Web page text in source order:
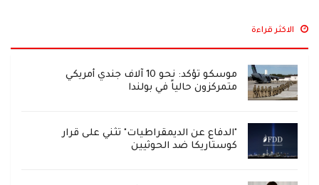
الاكثر قراءة
موسكو تؤكد: نحو 10 آلاف جندي أمريكي
متمركزون حالياً في بولندا
"الدفاع عن الديمقراطيات" تثني على قرار
كوستاريكا ضد الحوثيين